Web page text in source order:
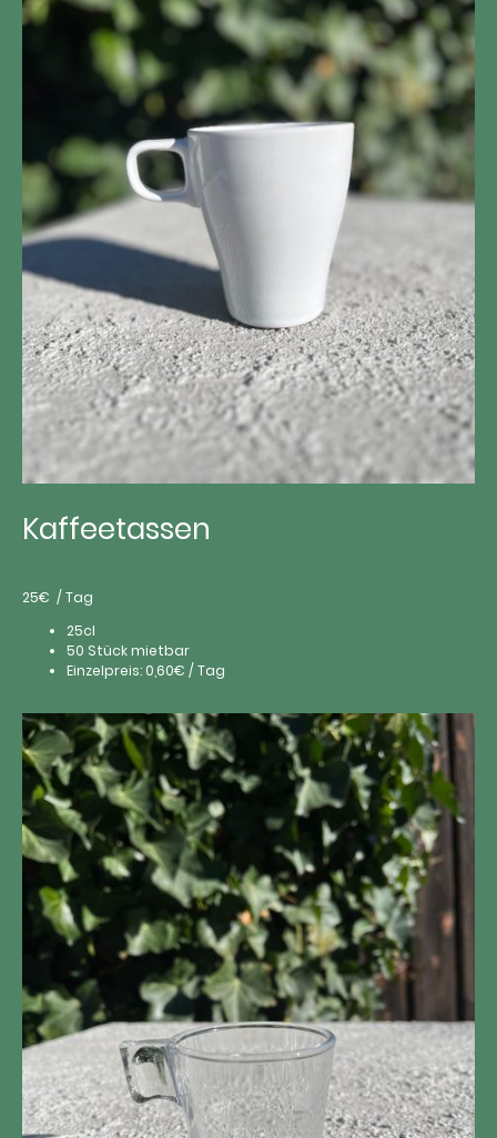
Kaffeetassen
25€ / Tag
25cl
50 Stück mietbar
Einzelpreis: 0,60€ / Tag